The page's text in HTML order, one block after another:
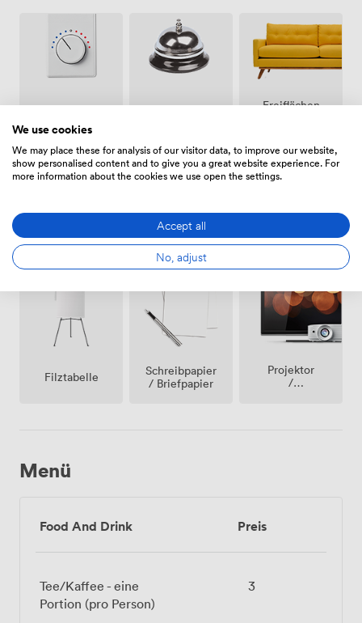
Freiflächen
Wifi Videokonferenztelefon Whiteboards
Filztabelle
Schreibpapier
/ Briefpapier
Projektor
/
Menü
Food And Drink Preis
Tee/Kaffee - eine
Portion (pro Person)
3
We use cookies
We may place these for analysis of our visitor data, to improve our website,
show personalised content and to give you a great website experience. For
more information about the cookies we use open the settings.
Accept all
No, adjust